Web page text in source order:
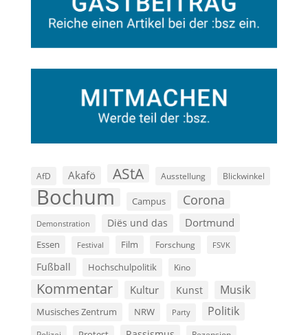
AfD Akafö AStA Ausstellung Blickwinkel
Bochum Campus Corona
Demonstration Diës und das Dortmund
Essen Festival Film Forschung FSVK
Fußball Hochschulpolitik Kino
Kommentar Kultur Kunst Musik
Musisches Zentrum NRW Party Politik